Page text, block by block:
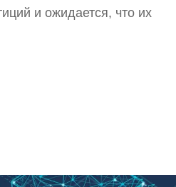
и ожидается, что их